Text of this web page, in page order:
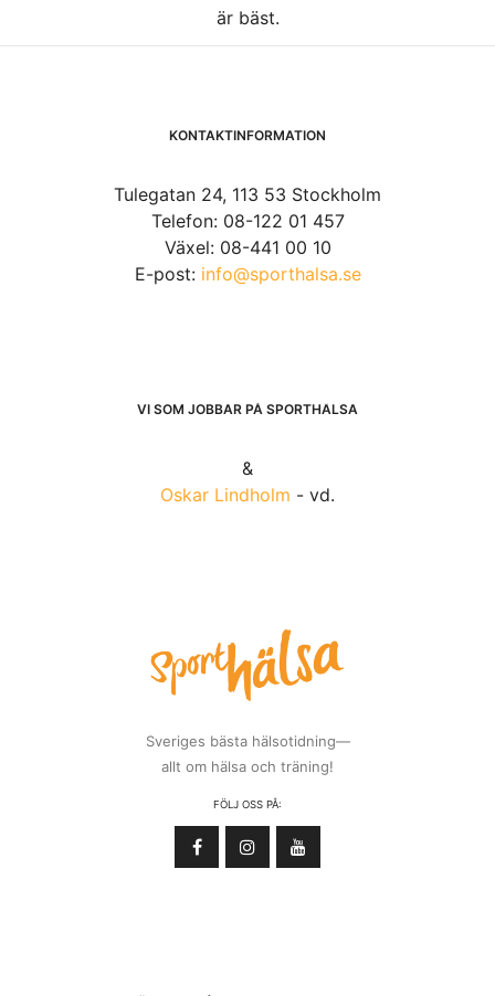
är bäst.
KONTAKTINFORMATION
Tulegatan 24, 113 53 Stockholm
Telefon: 08-122 01 457
Växel: 08-441 00 10
E-post: info@sporthalsa.se
VI SOM JOBBAR PÅ SPORTHÄLSA
&
Oskar Lindholm - vd.
Sveriges bästa hälsotidning—
allt om hälsa och träning!
FÖLJ OSS PÅ: